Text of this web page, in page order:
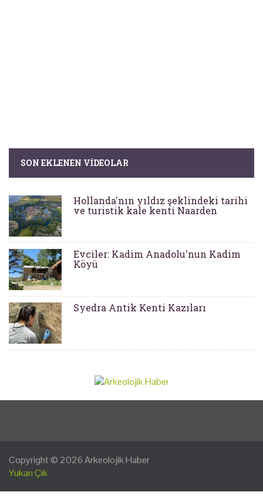
SON EKLENEN VIDEOLAR
Hollanda'nın yıldız şeklindeki tarihi
ve turistik kale kenti Naarden
Evciler: Kadim Anadolu'nun Kadim
Köyü
Syedra Antik Kenti Kazıları
Copyright © 2026Arkeolojik Haber
Yukarı Çık